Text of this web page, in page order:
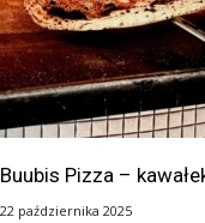
Buubis Pizza –
22 października 2025